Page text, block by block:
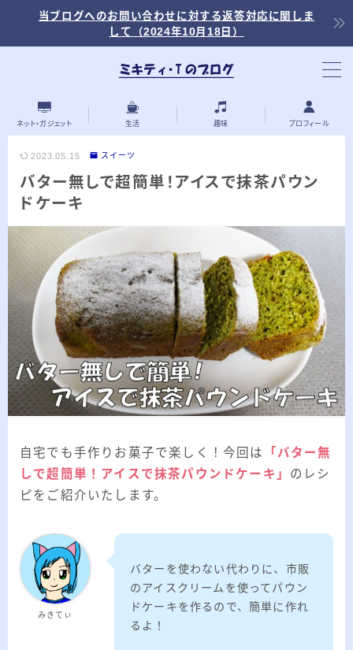
当ブログへのお問い合わせに対する返答対応に関しま
して（2024年10月18日）
最近の投稿
「浅羽ビオトープ」で野鳥観察 ～2026年
3月～
2026.03.30
「秋ヶ瀬公園」春の野鳥観察 ～2026年3
月～
2026.03.08
「見沼自然公園」で野鳥観察 ～2026年3
月～
2026.03.02
「さくら草公園」草焼き後の野鳥観察 ～
2026.01.21
2026年の「川島町の白鳥」初撮り
カテゴリー
カテゴリー
ネット・ガジェット 生活 趣味 プロフィール
2023.05.15 スイーツ
バター無しで超簡単！アイスで抹茶パウン
ドケーキ
自宅でも手作りお菓子で楽しく！今回は
「バター無
しで超簡単！アイスで抹茶パウンドケーキ」 のレシ
ピをご紹介いたします。
みきてぃ
バターを使わない代わりに、市販
のアイスクリームを使ってパウン
ドケーキを作るので、簡単に作れ
るよ！